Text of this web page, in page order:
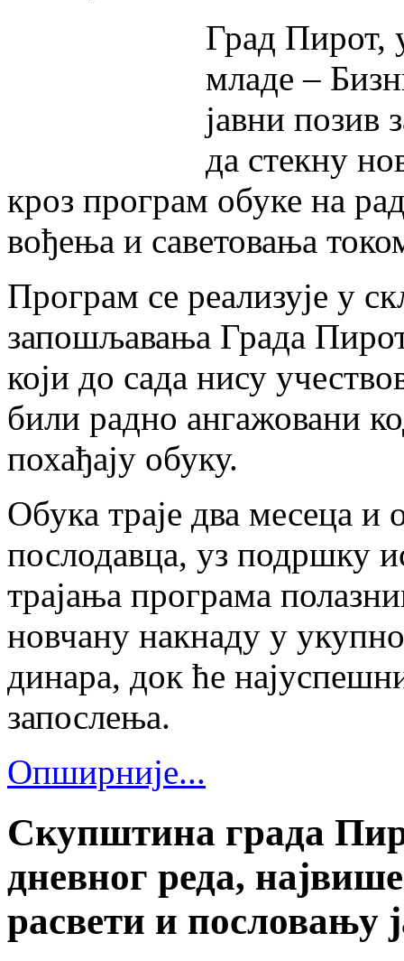
Град Пирот,
младе –
јавни позив
да стекну
кроз програм обуке на
вођења и саветовања
Програм се реализује у
запошљавања Града
који до сада нису
били радно ангажовани
похађају обуку.
Обука траје два месеца и
послодавца, уз подршку
трајања програма
новчану накнаду у
динара, док ће
запослења.
Опширније...
Скупштина града
дневног реда,
расвети и пословању